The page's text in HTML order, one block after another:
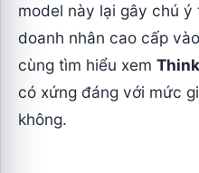
model này lại gây chú
doanh nhân cao cấp
cùng tìm hiểu xem
có xứng đáng với mức
không.